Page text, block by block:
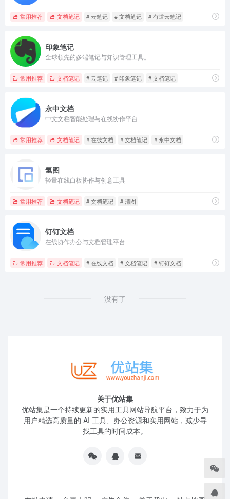
常用推荐 文档笔记 # 云笔记 # 文档笔记 # 有道云笔记
印象笔记
全球领先的多端笔记与知识管理工具。
常用推荐 文档笔记 # 云笔记 # 印象笔记 # 文档笔记
永中文档
中文文档智能处理与在线协作平台
常用推荐 文档笔记 # 在线文档 # 文档笔记 # 永中文档
氢图
轻量在线白板协作与创意工具
常用推荐 文档笔记 # 文档笔记 # 清图
钉钉文档
在线协作办公与文档管理平台
常用推荐 文档笔记 # 在线文档 # 文档笔记 # 钉钉文档
没有了
关于优站集
优站集是一个持续更新的实用工具网站导航平台，致力于为
用户精选高质量的 AI 工具、办公资源和实用网站，减少寻
找工具的时间成本。